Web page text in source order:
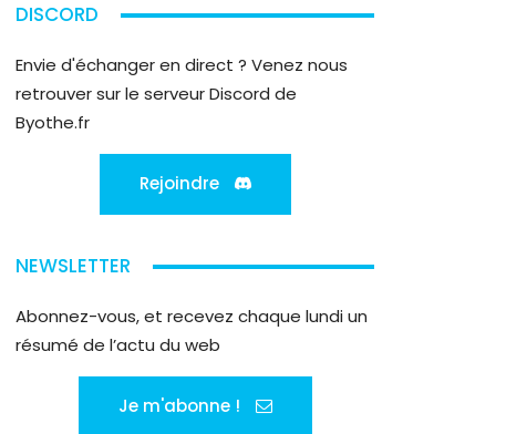
DISCORD
Envie d'échanger en direct ? Venez nous
retrouver sur le serveur Discord de
Byothe.fr
Rejoindre
NEWSLETTER
Abonnez-vous, et recevez chaque lundi un
résumé de l’actu du web
Je m'abonne !